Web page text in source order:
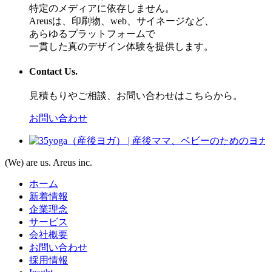
特定のメディアに依存しません。
Areusは、印刷物、web、サイネージなど、
あらゆるプラットフォームで
一貫した真のデザイン体験を提供します。
Contact Us.
見積もりやご相談、お問い合わせはこちらから。
お問い合わせ
(We) are us. Areus inc.
ホーム
新着情報
企業理念
サービス
会社概要
お問い合わせ
採用情報